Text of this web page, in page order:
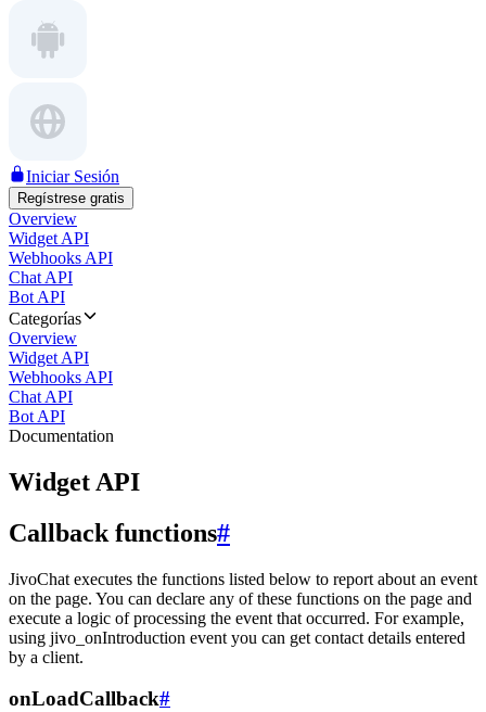
Iniciar Sesión
Regístrese gratis
Overview
Widget API
Webhooks API
Chat API
Bot API
Categorías
Overview
Widget API
Webhooks API
Chat API
Bot API
Documentation
Widget API
Callback functions#
JivoChat executes the functions listed below to report about an event
on the page. You can declare any of these functions on the page and
execute a logic of processing the event that occurred. For example,
using jivo_onIntroduction event you can get contact details entered
by a client.
onLoadCallback#